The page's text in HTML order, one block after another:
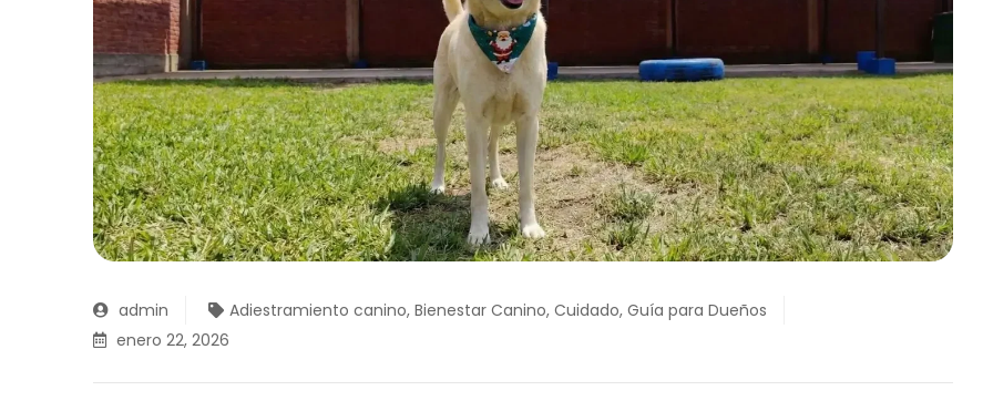
admin Adiestramiento canino, Bienestar Canino, Cuidado, Guía para Dueños
enero 22, 2026